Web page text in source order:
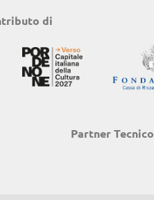
di
Partner Tecnico